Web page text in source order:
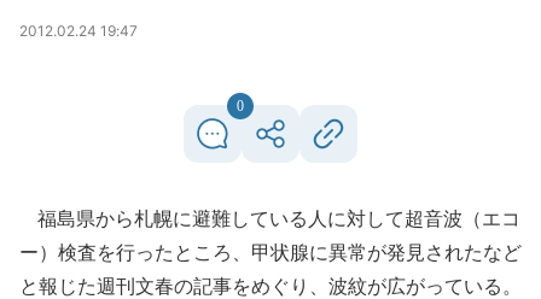
2012.02.24 19:47
0
福島県から札幌に避難している人に対して超音波（エコ
ー）検査を行ったところ、甲状腺に異常が発見されたなど
と報じた週刊文春の記事をめぐり、波紋が広がっている。